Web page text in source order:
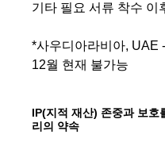
기타 필요 서류 착수 이
*사우디아라비아, UAE
12월 현재 불가능
IP(지적 재산) 존중과 보호
리의 약속